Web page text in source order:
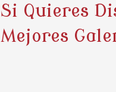
Si Quieres
Mejores